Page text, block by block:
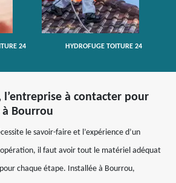
24 HYDROFUGE TOITURE 24
l’entreprise à contacter pour
Bourrou
le savoir-faire et l’expérience d’un
il faut avoir tout le matériel adéquat
chaque étape. Installée à Bourrou,